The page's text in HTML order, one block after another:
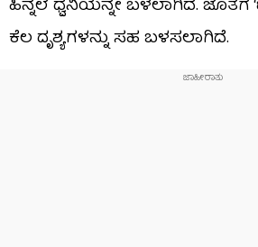
ಹಿನ್ನೆಲೆ ಧ್ವನಿಯನ್ನೇ ಬಳಲಾಗಿದೆ. ಜೊತೆಗೆ
ಕೆಲ ದೃಶ್ಯಗಳನ್ನು ಸಹ ಬಳಸಲಾಗಿದೆ.